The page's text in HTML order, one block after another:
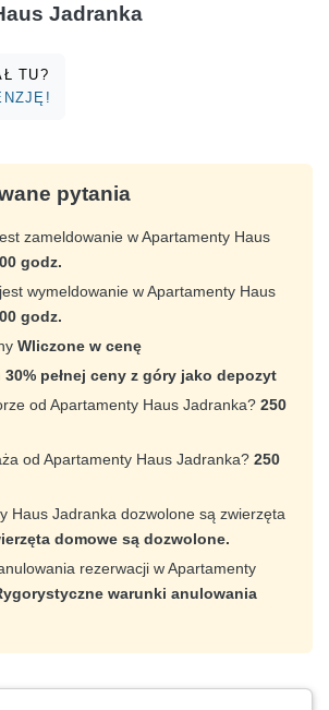
Jadranka
TU?
pytania
zameldowanie w Apartamenty Haus
godz.
wymeldowanie w Apartamenty Haus
godz.
Wliczone w cenę
30% pełnej ceny z góry jako depozyt
od Apartamenty Haus Jadranka? 250
od Apartamenty Haus Jadranka? 250
Haus Jadranka dozwolone są zwierzęta
domowe są dozwolone.
rezerwacji w Apartamenty
warunki anulowania